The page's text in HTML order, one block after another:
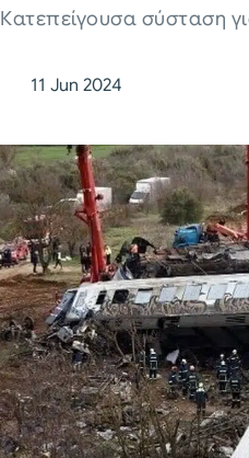
Κατεπείγουσα σύσταση
11 Jun 2024